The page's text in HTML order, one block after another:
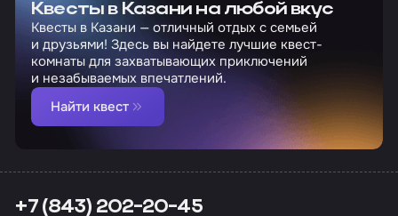
Квесты в Казани на любой вкус
Квесты в Казани — отличный отдых с семьей
и друзьями! Здесь вы найдете лучшие квест-
комнаты для захватывающих приключений
и незабываемых впечатлений.
Найти квест
+7 (843) 202-20-45